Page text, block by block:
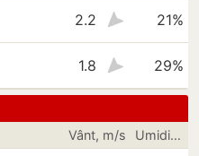
2.2 21%
1.8 29%
Vânt, m/s Umiditate